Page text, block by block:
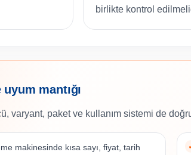
birlikte kontrol
uyum mantığı
varyant, paket ve kullanım sistemi de
makinesinde kısa sayı, fiyat, tarih